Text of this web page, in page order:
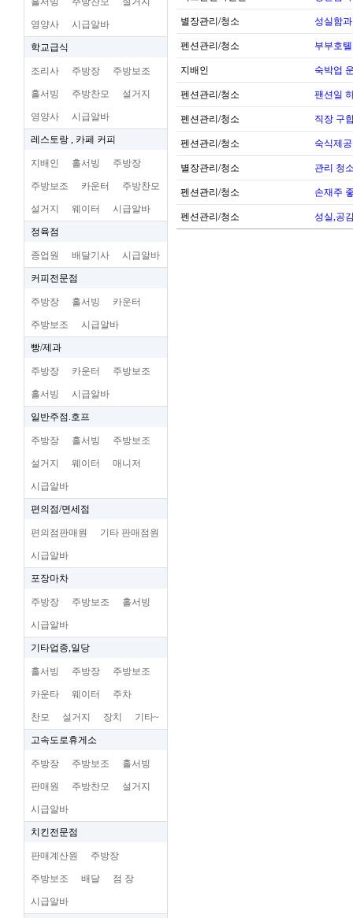
영양사 시급알바
학교급식
조리사 주방장 주방보조
홀서빙 주방찬모 설거지
영양사 시급알바
레스토랑 , 카페 커피
지배인 홀서빙 주방장
주방보조 카운터 주방찬모
설거지 웨이터 시급알바
정육점
종업원 배달기사 시급알바
커피전문점
주방장 홀서빙 카운터
주방보조 시급알바
빵/제과
주방장 카운터 주방보조
홀서빙 시급알바
일반주점.호프
주방장 홀서빙 주방보조
설거지 웨이터 매니저
시급알바
편의점/면세점
편의점판매원 기타 판매점원
시급알바
포장마차
주방장 주방보조 홀서빙
시급알바
기타업종,일당
홀서빙 주방장 주방보조
카운타 웨이터 주차
찬모 설거지 장치 기타~
고속도로휴게소
주방장 주방보조 홀서빙
판매원 주방찬모 설거지
시급알바
치킨전문점
판매계산원 주방장
주방보조 배달 점 장
시급알바
별장관리/청소 성실함
펜션관리/청소 부부호
지배인 숙박업
펜션관리/청소 팬션일
펜션관리/청소 직장 구
펜션관리/청소 숙식제
별장관리/청소 관리 청
펜션관리/청소 손재주
펜션관리/청소 성실,공